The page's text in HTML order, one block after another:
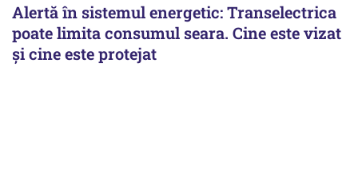
Alertă în sistemul energetic: Transelectrica
poate limita consumul seara. Cine este vizat
și cine este protejat